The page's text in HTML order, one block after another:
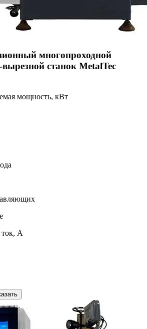
многопроходной
станок MetalTec
мощность, кВт
А